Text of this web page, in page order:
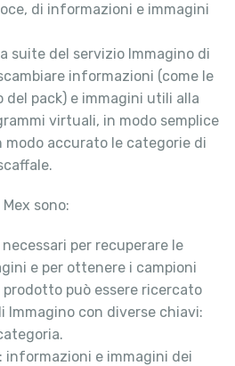
di informazioni e immagini
suite del servizio Immagino di
informazioni (come le
pack) e immagini utili alla
virtuali, in modo semplice
modo accurato le categorie di
sono:
necessari per recuperare le
e per ottenere i campioni
può essere ricercato
Immagino con diverse chiavi:
: informazioni e immagini dei